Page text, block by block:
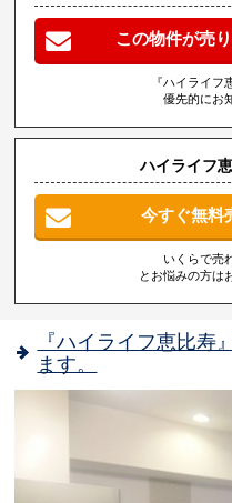
この物件が売
『ハイライフ
優先的にお
ハイライフ
今すぐ無料
いくらで売
とお悩みの方は
『ハイライフ恵比寿
ます。